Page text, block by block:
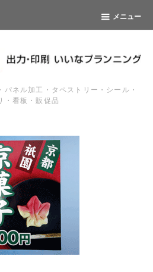
メニュー
ネル加工・タペストリー・シール・
・看板・販促品